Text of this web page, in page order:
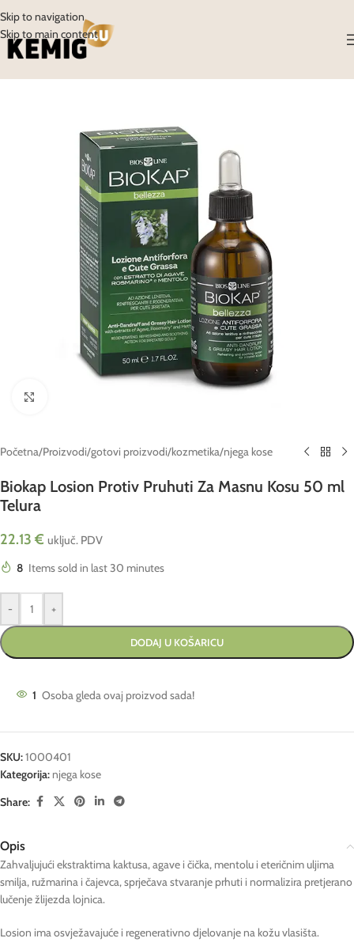
Skip to navigation
Skip to main content
Početna/Proizvodi/gotovi proizvodi/kozmetika/njega kose
Biokap Losion Protiv Pruhuti Za Masnu Kosu 50 ml
Telura
22.13 € uključ. PDV
8 Items sold in last 30 minutes
- +
DODAJ U KOŠARICU
1 Osoba gleda ovaj proizvod sada!
SKU:1000401
Kategorija: njega kose
Share:
Opis
Zahvaljujući ekstraktima kaktusa, agave i čička, mentolu i eteričnim uljima
smilja, ružmarina i čajevca, sprječava stvaranje prhuti i normalizira pretjerano
lučenje žlijezda lojnica.
Losion ima osvježavajuće i regenerativno djelovanje na kožu vlasišta.